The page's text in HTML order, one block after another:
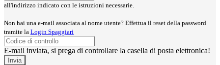
all'indirizzo indicato con le istruzioni necessarie.
Non hai una e-mail associata al nome utente? Effettua il reset della password
tramite la Login Spaggiari
E-mail inviata, si prega di controllare la casella di posta elettronica!